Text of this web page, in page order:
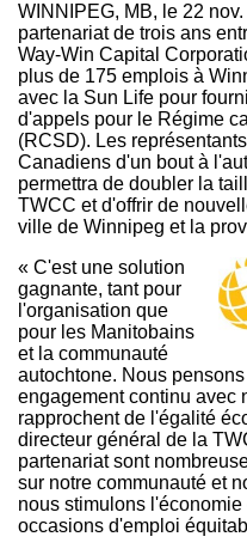
WINNIPEG, MB, le 22
partenariat de trois ans
Way-Win Capital
plus de 175 emplois à
avec la Sun Life pour
d'appels pour le Régime
(RCSD). Les
Canadiens d'un bout à
permettra de doubler la
TWCC et d'offrir de
ville de Winnipeg et la
« C'est une solution
gagnante, tant pour
l'organisation que
pour les Manitobains
et la communauté
autochtone. Nous
engagement continu avec
rapprochent de l'égalité
directeur général de la
partenariat sont
sur notre communauté et
nous stimulons
occasions d'emploi